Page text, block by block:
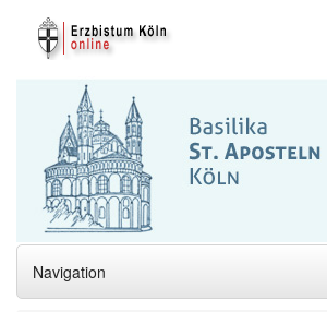
Navigation